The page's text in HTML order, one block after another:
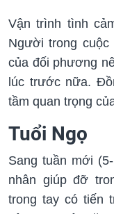
Vận trình tình
Người trong
của đối phương
lúc trước nữa.
tầm quan trọng
Tuổi Ngọ
Sang tuần mới
nhân giúp đỡ
trong tay có tiến